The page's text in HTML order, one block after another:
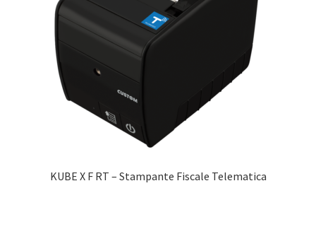
KUBE X F RT – Stampante Fiscale Telematica